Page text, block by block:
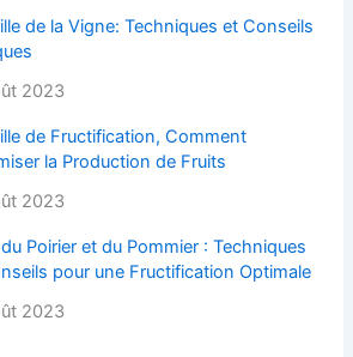
de la Vigne: Techniques et Conseils
2023
de Fructification, Comment
la Production de Fruits
2023
Poirier et du Pommier : Techniques
pour une Fructification Optimale
2023